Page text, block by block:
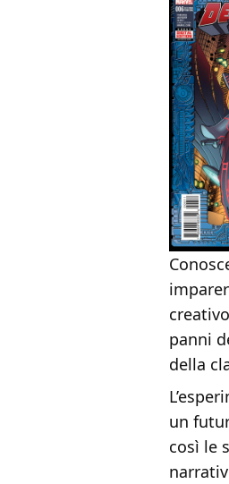
panni
della
un
così le